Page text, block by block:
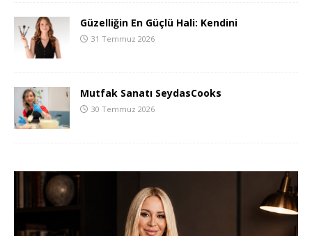
Güzelliğin En Güçlü Hali: Kendini
31 Temmuz 2026
Mutfak Sanatı SeydasCooks
30 Temmuz 2026